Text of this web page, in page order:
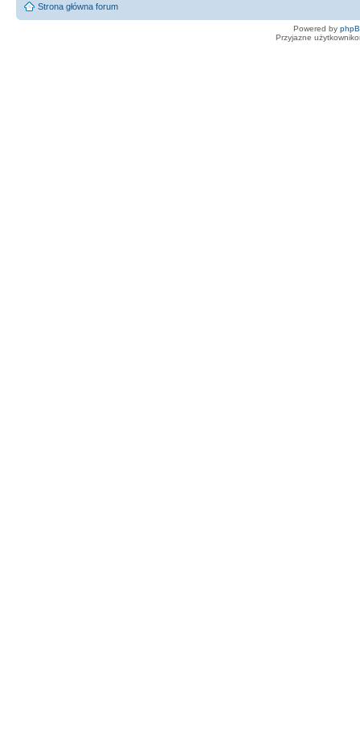
Strona główna forum
Powered by
Przyjazne